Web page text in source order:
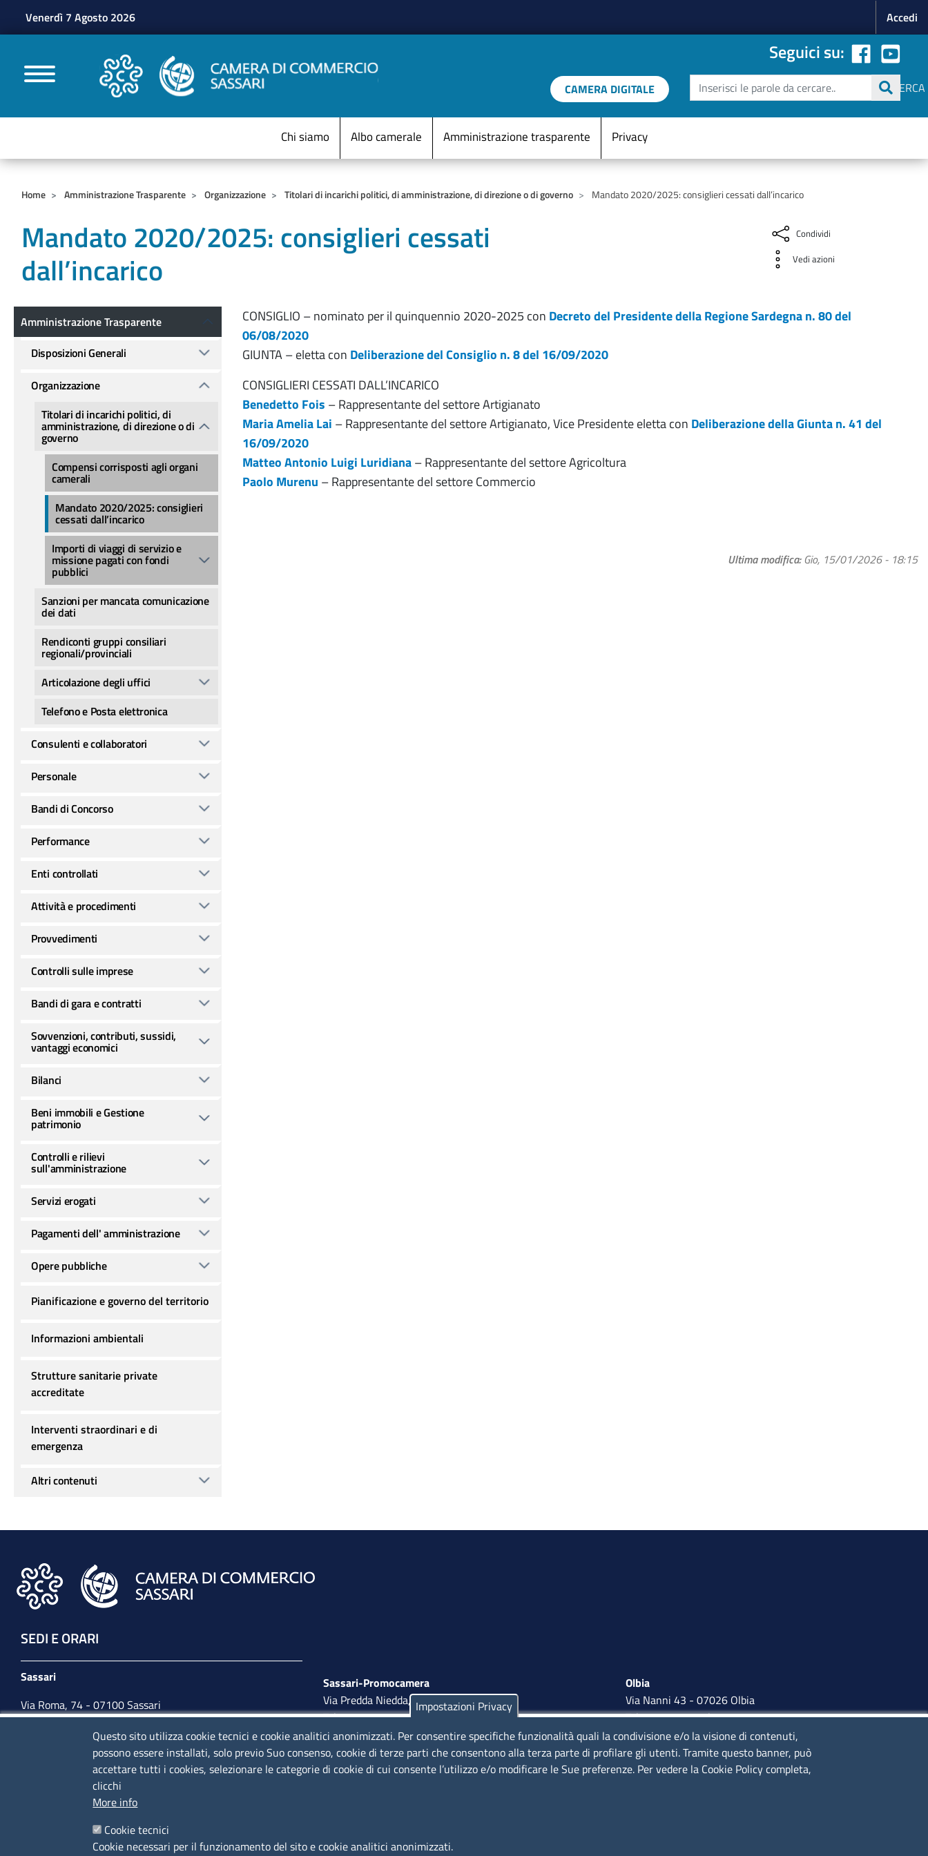
Venerdì 7 Agosto 2026 Accedi
CAMERE DI COMMERCIO D'ITALIA
Seguici su:
CAMERA DIGITALE Cerca
CERCA
Menu Statico
Chi siamo Albo camerale Amministrazione trasparente Privacy
Home Amministrazione Trasparente Organizzazione Titolari di incarichi politici, di amministrazione, di direzione o di governo Mandato 2020/2025: consiglieri cessati dall’incarico
Mandato 2020/2025: consiglieri cessati
dall’incarico
Condividi
Vedi azioni
CONSIGLIO – nominato per il quinquennio 2020-2025 con Decreto del Presidente della Regione Sardegna n. 80 del
06/08/2020
GIUNTA – eletta con Deliberazione del Consiglio n. 8 del 16/09/2020
CONSIGLIERI CESSATI DALL’INCARICO
Benedetto Fois – Rappresentante del settore Artigianato
Maria Amelia Lai – Rappresentante del settore Artigianato, Vice Presidente eletta con Deliberazione della Giunta n. 41 del
16/09/2020
Matteo Antonio Luigi Luridiana– Rappresentante del settore Agricoltura
Paolo Murenu – Rappresentante del settore Commercio
Ultima modifica Gio, 15/01/2026 - 18:15
Amministrazione Trasparente
Amministrazione Trasparente
Disposizioni Generali
Organizzazione
Titolari di incarichi politici, di
amministrazione, di direzione o di
governo
Compensi corrisposti agli organi
camerali
Mandato 2020/2025: consiglieri
cessati dall’incarico
Importi di viaggi di servizio e
missione pagati con fondi
pubblici
Sanzioni per mancata comunicazione
dei dati
Rendiconti gruppi consiliari
regionali/provinciali
Articolazione degli uffici
Telefono e Posta elettronica
Consulenti e collaboratori
Personale
Bandi di Concorso
Performance
Enti controllati
Attività e procedimenti
Provvedimenti
Controlli sulle imprese
Bandi di gara e contratti
Sovvenzioni, contributi, sussidi,
vantaggi economici
Bilanci
Beni immobili e Gestione
patrimonio
Controlli e rilievi
sull'amministrazione
Servizi erogati
Pagamenti dell' amministrazione
Opere pubbliche
Pianificazione e governo del territorio
Informazioni ambientali
Strutture sanitarie private
accreditate
Interventi straordinari e di
emergenza
Altri contenuti
SEDI E ORARI
Sassari
Via Roma, 74 - 07100 Sassari
Tel. 079 2080274
lunedì - venerdì: 10,00 - 13,00; mercoledì pomeriggio:
Sassari-Promocamera
Via Predda Niedda, 18 - 07100 Sassari
Tel. 079 263 8800 | Fax 079 2638810
lunedì al venerdì: 10,00 - 13,00; mercoledì pomeriggio:
15,30 - 17,00
Olbia
Via Nanni 43 - 07026 Olbia
Tel. 0789 66122 | 0789 69580
mail:ufficio.olbia@ss.camcom.it
lunedì al venerdì: 9,00 - 12,00; lunedì pomeriggio: 16,00 -
Impostazioni Privacy
Questo sito utilizza cookie tecnici e cookie analitici anonimizzati. Per consentire specifiche funzionalità quali la condivisione e/o la visione di contenuti,
possono essere installati, solo previo Suo consenso, cookie di terze parti che consentono alla terza parte di profilare gli utenti. Tramite questo banner, può
accettare tutti i cookies, selezionare le categorie di cookie di cui consente l’utilizzo e/o modificare le Sue preferenze. Per vedere la Cookie Policy completa,
clicchi
More info
Cookie tecnici
Cookie necessari per il funzionamento del sito e cookie analitici anonimizzati.